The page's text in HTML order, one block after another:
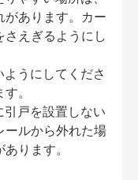
があります。カー
えぎるようにし
うにしてくださ
。
戸を設置しない
ールから外れた場
ります。